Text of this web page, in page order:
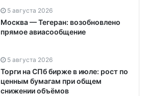
5 августа 2026
Москва — Тегеран: возобновлено
прямое авиасообщение
5 августа 2026
Торги на СПб бирже в июле: рост по
ценным бумагам при общем
снижении объёмов